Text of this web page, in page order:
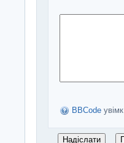
BBCode увімк.